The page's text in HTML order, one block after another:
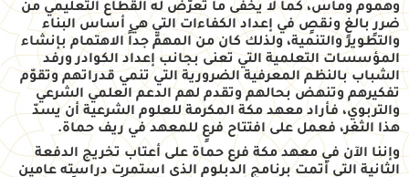
وهموم ومآس، كما لا يخفى ما تعرّض له القطاع التعليمي من
ضررٍ بالغٍ ونقصٍ في إعداد الكفاءات التي هي أساس البناء
والتطوير والتنمية، ولذلك كان من المهمّ جداً الاهتمام بإنشاء
المؤسسات التعلمية التي تعنى بجانب إعداد الكوادر ورفد
الشباب بالنظم المعرفية الضرورية التي تنمي قدراتهم وتقوّم
تفكيرهم وتنهض بحالهم وتقدم لهم الدعم العلمي الشرعي
والتربوي، فأراد معهد مكة المكرمة للعلوم الشرعية أن يسدّ
هذا الثغر، فعمل على افتتاح فرعٍ للمعهد في ريف حماة.
وإننا الآن في معهد مكة فرع حماة على أعتاب تخريج الدفعة
الثانية التي أتمت برنامج الدبلوم الذي استمرت دراسته عامين